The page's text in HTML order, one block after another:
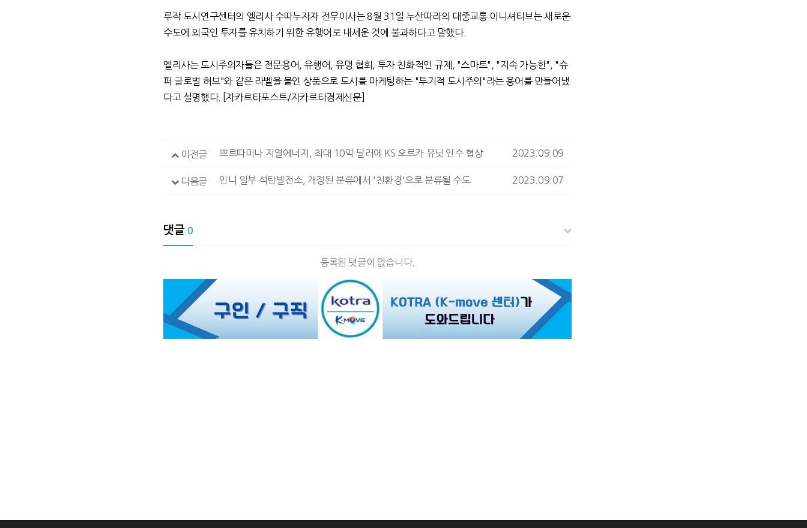
루작 도시연구센터의 엘리사 수따누자자 전무이사는8월 31 일 누산따라의 대중교통 이니셔티브는 새로운
수도에 외국인 투자를 유치하기 위한 유행어로 내세운 것에 불과하다고 말했다.
엘리사는 도시주의자들은 전문용어 유행어 유명 협회 투자 친화적인 규제 , "스마트", "지속 가능한", "슈
퍼 글로벌 허브"와 같은 라벨을 붙인 상품으로 도시를 마케팅하는 "투기적 도시주의 "라는 용어를 만들어냈
다고 설명했다. [자카르타포스트/자카르타경제신문]
이전글 쁘르따미나 지열에너지, 최대 10억 달러에 KS 오르카 유닛 인수 협상 2023.09.09
다음글 인니 일부 석탄발전소, 개정된 분류에서 '친환경'으로 분류될 수도 2023.09.07
댓글 0
등록된 댓글이 없습니다.